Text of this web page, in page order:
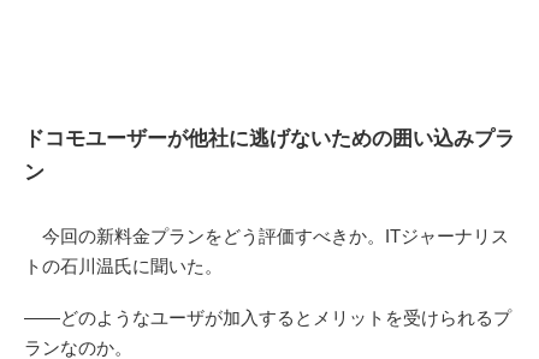
ドコモユーザーが他社に逃げないための囲い込みプラ
ン
今回の新料金プランをどう評価すべきか。ITジャーナリス
トの石川温氏に聞いた。
――どのようなユーザが加入するとメリットを受けられるプ
ランなのか。